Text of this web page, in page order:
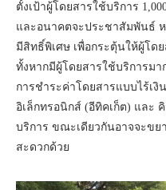
ตั้งเป้าผู้โดยสารใช้บริการ
และอนาคตจะประชาสัมพันธ์
มีสิทธิ์พิเศษ เพื่อกระตุ้นให้ผู้โด
ทั้งหากมีผู้โดยสารใช้บริการม
การชำระค่าโดยสารแบบไร้เ
อิเล็กทรอนิกส์ (อีทิคเก็ต) และ
บริการ ขณะเดียวกันอาจจะขย
สะดวกด้วย